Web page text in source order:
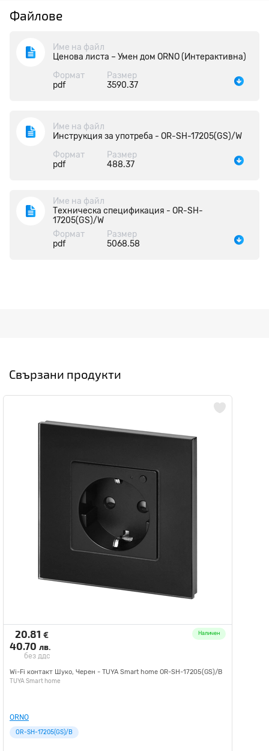
Файлове
Име на файл
Ценова листа – Умен дом ORNO (Интерактивна)
Формат
pdf
Размер
3590.37
Име на файл
Инструкция за употреба - OR-SH-17205(GS)/W
Формат
pdf
Размер
488.37
Име на файл
Техническа спецификация - OR-SH-
17205(GS)/W
Формат
pdf
Размер
5068.58
Свързани продукти
20.81 €
40.70 лв.
без ддс
Наличен
Wi-Fi контакт Шуко, Черен - TUYA Smart home OR-SH-17205(GS)/B
TUYA Smart home
ORNO
OR-SH-17205(GS)/B